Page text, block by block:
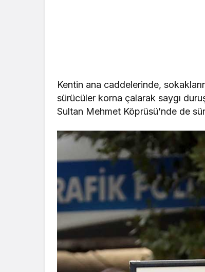
Kentin ana caddelerinde,
sürücüler korna çalarak saygı
Sultan Mehmet Köprüsü’nde de